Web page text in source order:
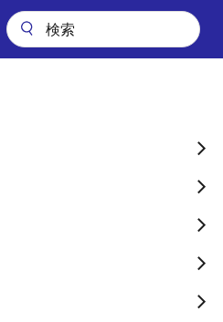
Market Day（2023年5月19日
-
月19日開